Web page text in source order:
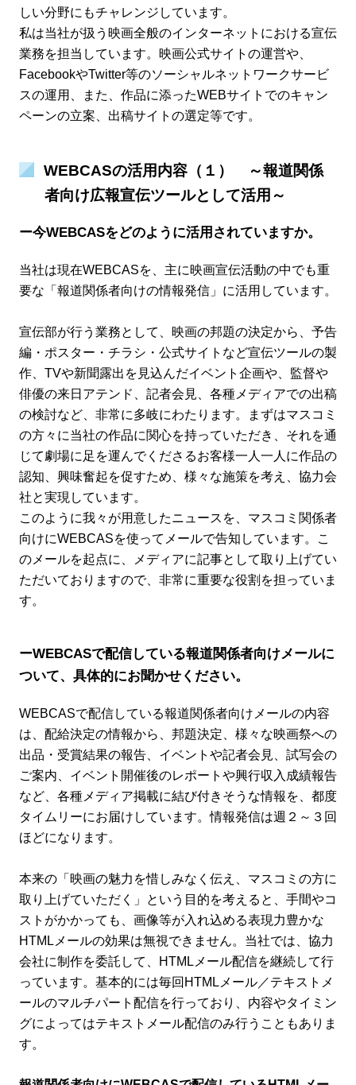
しい分野にもチャレンジしています。
私は当社が扱う映画全般のインターネットにおける宣伝
業務を担当しています。映画公式サイトの運営や、
FacebookやTwitter等のソーシャルネットワークサービ
スの運用、また、作品に添ったWEBサイトでのキャン
ペーンの立案、出稿サイトの選定等です。
WEBCASの活用内容（１） ～報道関係
者向け広報宣伝ツールとして活用～
ー今WEBCASをどのように活用されていますか。
当社は現在WEBCASを、主に映画宣伝活動の中でも重
要な「報道関係者向けの情報発信」に活用しています。
宣伝部が行う業務として、映画の邦題の決定から、予告
編・ポスター・チラシ・公式サイトなど宣伝ツールの製
作、TVや新聞露出を見込んだイベント企画や、監督や
俳優の来日アテンド、記者会見、各種メディアでの出稿
の検討など、非常に多岐にわたります。まずはマスコミ
の方々に当社の作品に関心を持っていただき、それを通
じて劇場に足を運んでくださるお客様一人一人に作品の
認知、興味奮起を促すため、様々な施策を考え、協力会
社と実現しています。
このように我々が用意したニュースを、マスコミ関係者
向けにWEBCASを使ってメールで告知しています。こ
のメールを起点に、メディアに記事として取り上げてい
ただいておりますので、非常に重要な役割を担っていま
す。
ーWEBCASで配信している報道関係者向けメールに
ついて、具体的にお聞かせください。
WEBCASで配信している報道関係者向けメールの内容
は、配給決定の情報から、邦題決定、様々な映画祭への
出品・受賞結果の報告、イベントや記者会見、試写会の
ご案内、イベント開催後のレポートや興行収入成績報告
など、各種メディア掲載に結び付きそうな情報を、都度
タイムリーにお届けしています。情報発信は週２～３回
ほどになります。
本来の「映画の魅力を惜しみなく伝え、マスコミの方に
取り上げていただく」という目的を考えると、手間やコ
ストがかかっても、画像等が入れ込める表現力豊かな
HTMLメールの効果は無視できません。当社では、協力
会社に制作を委託して、HTMLメール配信を継続して行
っています。基本的には毎回HTMLメール／テキストメ
ールのマルチパート配信を行っており、内容やタイミン
グによってはテキストメール配信のみ行うこともありま
す。